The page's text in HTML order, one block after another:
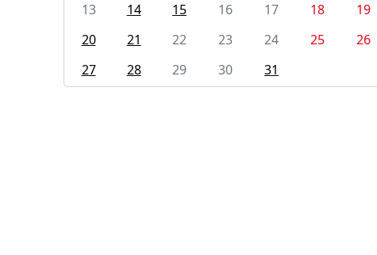
13
14 15 16 17 18
19
20
21 22 23 24 25
26
27
28 29 30 31